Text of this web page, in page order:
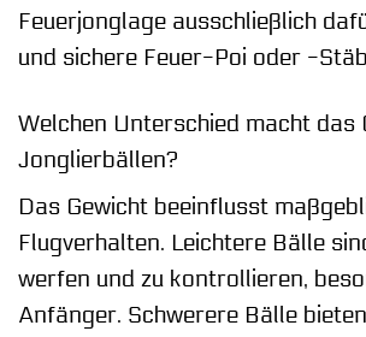
Feuerjonglage ausschließlich
und sichere Feuer-Poi oder -
Welchen Unterschied macht das
Jonglierbällen?
Das Gewicht beeinflusst
Flugverhalten. Leichtere Bälle
werfen und zu kontrollieren,
Anfänger. Schwerere Bälle